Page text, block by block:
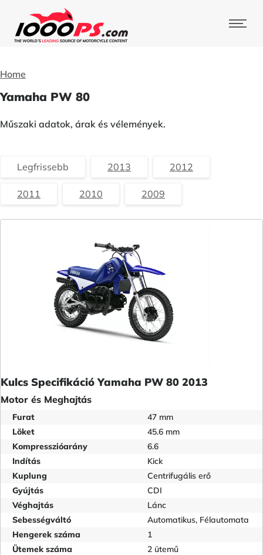
Home
Yamaha PW 80
Műszaki adatok, árak és vélemények.
Legfrissebb 2013 2012
2011 2010 2009
Kulcs Specifikáció Yamaha PW 80 2013
Motor és Meghajtás
Furat
47 mm
Löket
45.6 mm
Kompresszióarány
6.6
Indítás
Kick
Kuplung
Centrifugális erő
Gyújtás
CDI
Véghajtás
Lánc
Sebességváltó
Automatikus, Félautomata
Hengerek száma
1
Ütemek száma
2 ütemű